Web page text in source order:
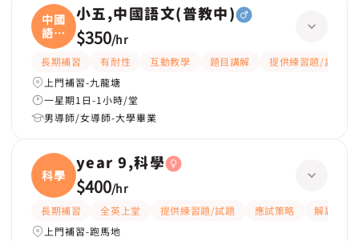
中國
語文
(
小五,中國語文(普教中)
$350/hr
長期補習 有耐性 互動教學 題目講解
提供練習題/試題
上門補習-九龍塘
一星期1日-1小時/堂
男導師/女導師-大學畢業
科學
year 9,科學
$400/hr
長期補習 全英上堂 提供練習題/試題 應試策略
解題思路
上門補習-跑馬地